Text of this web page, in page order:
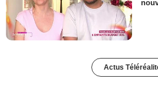
Actus